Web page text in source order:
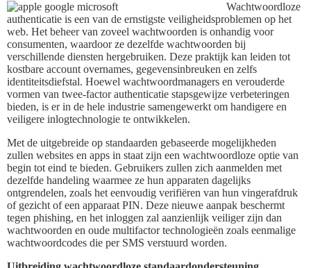
Wachtwoordloze
authenticatie is een van de ernstigste veiligheidsproblemen op het
web. Het beheer van zoveel wachtwoorden is onhandig voor
consumenten, waardoor ze dezelfde wachtwoorden bij
verschillende diensten hergebruiken. Deze praktijk kan leiden tot
kostbare account overnames, gegevensinbreuken en zelfs
identiteitsdiefstal. Hoewel wachtwoordmanagers en verouderde
vormen van twee-factor authenticatie stapsgewijze verbeteringen
bieden, is er in de hele industrie samengewerkt om handigere en
veiligere inlogtechnologie te ontwikkelen.
Met de uitgebreide op standaarden gebaseerde mogelijkheden
zullen websites en apps in staat zijn een wachtwoordloze optie van
begin tot eind te bieden. Gebruikers zullen zich aanmelden met
dezelfde handeling waarmee ze hun apparaten dagelijks
ontgrendelen, zoals het eenvoudig verifiëren van hun vingerafdruk
of gezicht of een apparaat PIN. Deze nieuwe aanpak beschermt
tegen phishing, en het inloggen zal aanzienlijk veiliger zijn dan
wachtwoorden en oude multifactor technologieën zoals eenmalige
wachtwoordcodes die per SMS verstuurd worden.